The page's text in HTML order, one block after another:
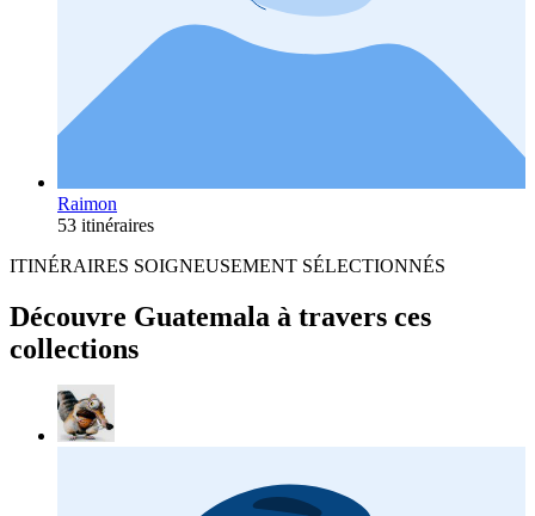
Raimon
53 itinéraires
ITINÉRAIRES SOIGNEUSEMENT SÉLECTIONNÉS
Découvre Guatemala à travers ces
collections